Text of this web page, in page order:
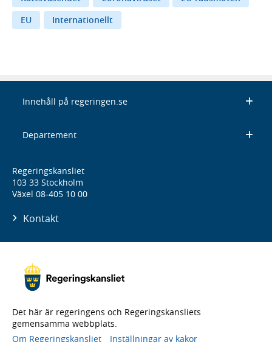
EU
Internationellt
Innehåll på regeringen.se
Departement
Regeringskansliet
103 33 Stockholm
Växel 08-405 10 00
Kontakt
Det här är regeringens och Regeringskansliets
gemensamma webbplats.
Om Regeringskansliet
Inställningar av kakor